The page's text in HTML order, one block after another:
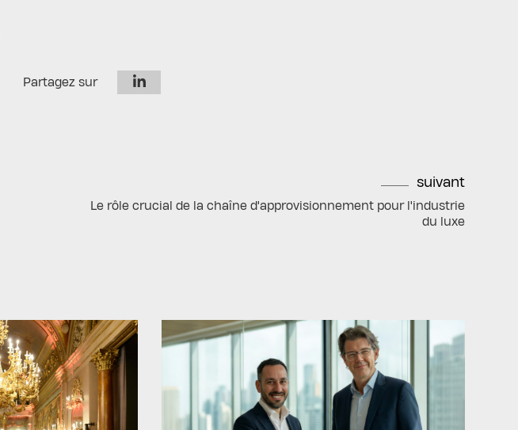
Partagez sur
suivant
Le rôle crucial de la chaîne d'approvisionnement pour l'industrie
du luxe